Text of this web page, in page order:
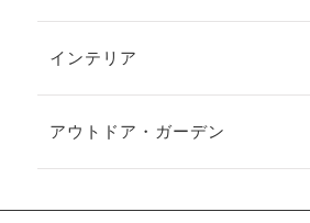
インテリア
アウトドア・ガーデン